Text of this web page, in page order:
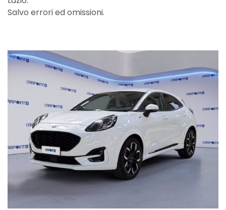
Salvo errori ed omissioni.